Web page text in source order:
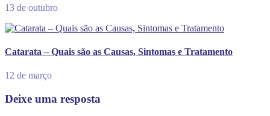
13 de outubro
Catarata – Quais são as Causas, Sintomas e Tratamento
12 de março
Deixe uma resposta